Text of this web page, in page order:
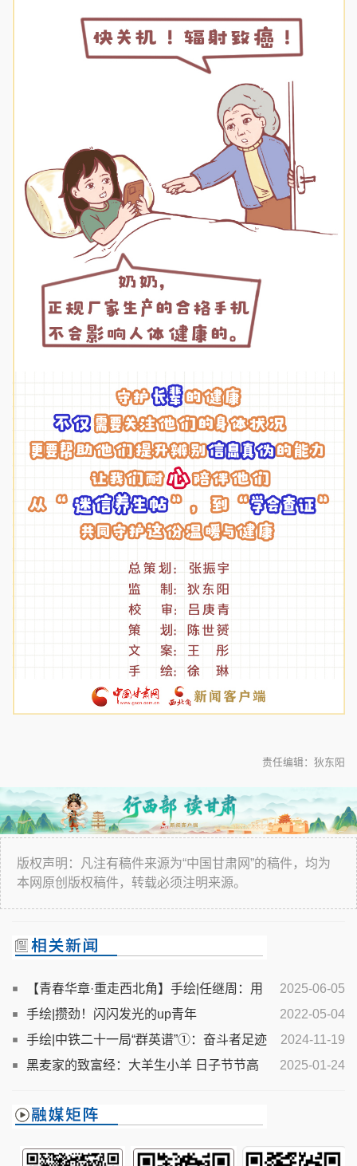
责任编辑：狄东阳
版权声明：凡注有稿件来源为“中国甘肃网”的稿件，均为
本网原创版权稿件，转载必须注明来源。
2025-06-05
【青春华章·重走西北角】手绘|任继周：用
一生书写与草原的不解之缘
2022-05-04
手绘|攒劲！闪闪发光的up青年
2024-11-19
手绘|中铁二十一局“群英谱”①：奋斗者足迹
铺就万里繁花路
2025-01-24
黑麦家的致富经：大羊生小羊 日子节节高